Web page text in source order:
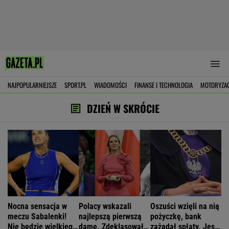
NAJPOPULARNIEJSZE SPORT.PL WIADOMOŚCI FINANSE I TECHNOLOGIA
DZIEŃ W SKRÓCIE
Nocna sensacja w
meczu Sabalenki!
Nie będzie wielkiego
Polacy wskazali
najlepszą pierwszą
damę. Zdeklasowała
Oszuści wzięli na nią
pożyczkę, bank
zażądał spłaty. Jest